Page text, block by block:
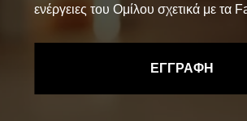
ενέργειες του Ομίλου σχετικά με τα